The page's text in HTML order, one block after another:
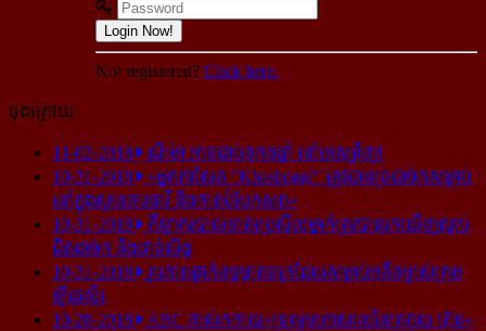
Login Now!
Not registered? Click here.
ចុងក្រោយ
11-02-2018
ណីម៉ា អាច​ជាប់​គុក​៦ឆ្នាំ នៅ​អេស្ប៉ាញ!
10-31-2018
«អ្នក​កាសែត "Khashoggi" ត្រូវ​បាន​ច្របាច់ក​សម្លាប់​
នៅ​ក្នុង​ស្ថាន​ភារធារី និង​កាត់​បំបែក​សព»
10-31-2018
កីឡាករ​បាល់ទាត់​ប្រេស៊ីល​ម្នាក់​ត្រូវ​បាន​រក​ឃើញ​ស្លាប់​
ជិត​ដាច់ក និង​ដាច់​លិង្គ
10-31-2018
រូបភាព​ធ្លាក់​ឧទ្ធម្ភាគចក្រ​ដែល​សម្លាប់​អតីត​ម្ចាស់​ក្រុម​
ឡីឆេស្ទ័រ
10-28-2018
ABC គាស់​កកាយ​«ទ្រព្យមហាសាល​នៃ​ត្រកូល ហ៊ុន»​